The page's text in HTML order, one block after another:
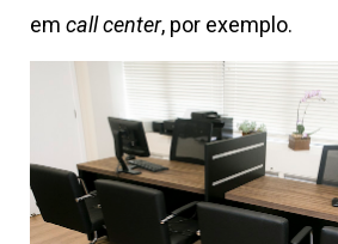
em call center, por exemplo.